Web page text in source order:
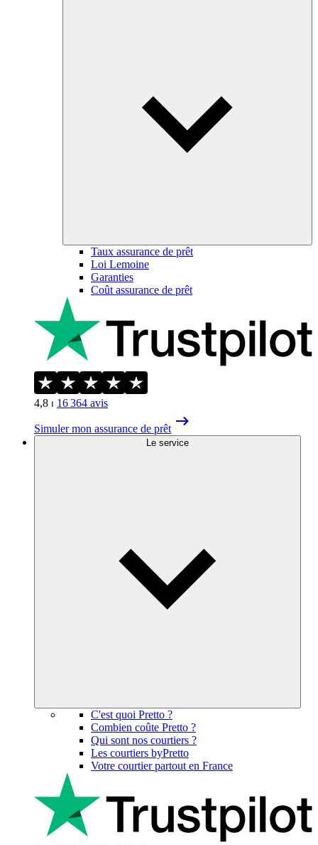
Taux assurance de prêt
Loi Lemoine
Garanties
Coût assurance de prêt
4,8 ⏐ 16 364 avis
Simuler mon assurance de prêt
Le service
C'est quoi Pretto ?
Combien coûte Pretto ?
Qui sont nos courtiers ?
Les courtiers byPretto
Votre courtier partout en France